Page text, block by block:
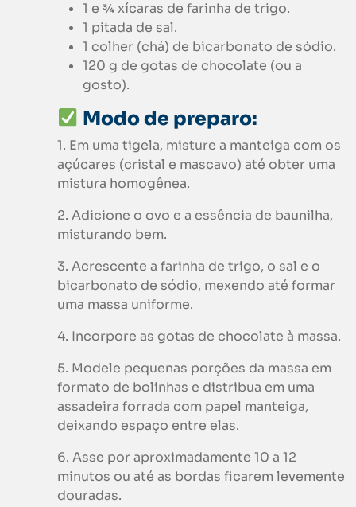
1 e ¾ xícaras de farinha de trigo.
1 pitada de sal.
1 colher (chá) de bicarbonato de sódio.
120 g de gotas de chocolate (ou a
gosto).
Modo de preparo:
1. Em uma tigela, misture a manteiga com os
açúcares (cristal e mascavo) até obter uma
mistura homogênea.
2. Adicione o ovo e a essência de baunilha,
misturando bem.
3. Acrescente a farinha de trigo, o sal e o
bicarbonato de sódio, mexendo até formar
uma massa uniforme.
4. Incorpore as gotas de chocolate à massa.
5. Modele pequenas porções da massa em
formato de bolinhas e distribua em uma
assadeira forrada com papel manteiga,
deixando espaço entre elas.
6. Asse por aproximadamente 10 a 12
minutos ou até as bordas ficarem levemente
douradas.